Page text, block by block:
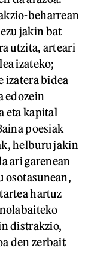
beharrean
jakin bat
utzita, arteari
izateko;
izatera bidea
edozein
eta kapital
poesiak
helburu jakin
ari garenean
osotasunean,
hartuz
distrakzio,
den zerbait